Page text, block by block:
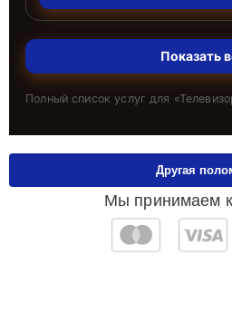
Показать
Полный список услуг для «
Мы принимаем
Другая